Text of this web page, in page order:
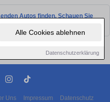
Alle Cookies ablehnen
Datenschutzerklärung
Autos finden. Schauen Sie
Uns Impressum Datenschutz